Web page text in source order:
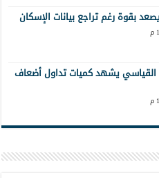
بقوة رغم تراجع بيانات الإسكان
يشهد كميات تداول أضعاف